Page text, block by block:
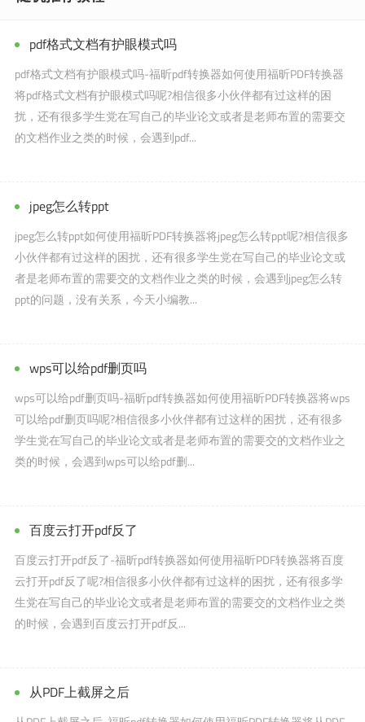
pdf格式文档有护眼模式吗
pdf格式文档有护眼模式吗-福昕pdf转换器如何使用福昕PDF转换器
将pdf格式文档有护眼模式吗呢?相信很多小伙伴都有过这样的困
扰，还有很多学生党在写自己的毕业论文或者是老师布置的需要交
的文档作业之类的时候，会遇到pdf...
jpeg怎么转ppt
jpeg怎么转ppt如何使用福昕PDF转换器将jpeg怎么转ppt呢?相信很多
小伙伴都有过这样的困扰，还有很多学生党在写自己的毕业论文或
者是老师布置的需要交的文档作业之类的时候，会遇到jpeg怎么转
ppt的问题，没有关系，今天小编教...
wps可以给pdf删页吗
wps可以给pdf删页吗-福昕pdf转换器如何使用福昕PDF转换器将wps
可以给pdf删页吗呢?相信很多小伙伴都有过这样的困扰，还有很多
学生党在写自己的毕业论文或者是老师布置的需要交的文档作业之
类的时候，会遇到wps可以给pdf删...
百度云打开pdf反了
百度云打开pdf反了-福昕pdf转换器如何使用福昕PDF转换器将百度
云打开pdf反了呢?相信很多小伙伴都有过这样的困扰，还有很多学
生党在写自己的毕业论文或者是老师布置的需要交的文档作业之类
的时候，会遇到百度云打开pdf反...
从PDF上截屏之后